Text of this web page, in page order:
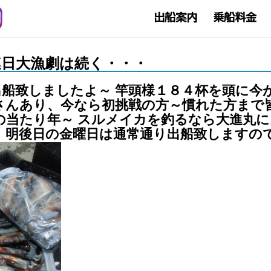
大漁劇は続く・・・
致しましたよ～ 竿頭様１８４杯を頭に今
あり、今なら初挑戦の方～慣れた方まで
たり年～ スルメイカを釣るなら大進丸
後日の金曜日は通常通り出船致しますの